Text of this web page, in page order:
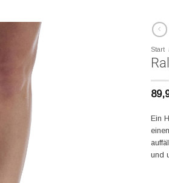
Start
Ein
und